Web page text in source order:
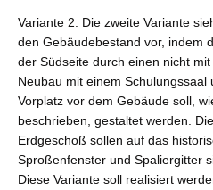
Variante 2: Die zweite Variante
den Gebäudebestand vor, indem
der Südseite durch einen nicht
Neubau mit einem
Vorplatz vor dem Gebäude soll,
beschrieben, gestaltet werden.
Erdgeschoß sollen auf das
Sproßenfenster und Spaliergitter
Diese Variante soll realisiert